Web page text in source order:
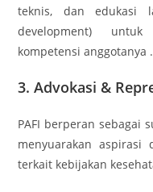
teknis, dan edukasi
development)
kompetensi anggotanya .
3.Advokasi &
PAFI berperan sebagai
menyuarakan aspirasi
terkait kebijakan